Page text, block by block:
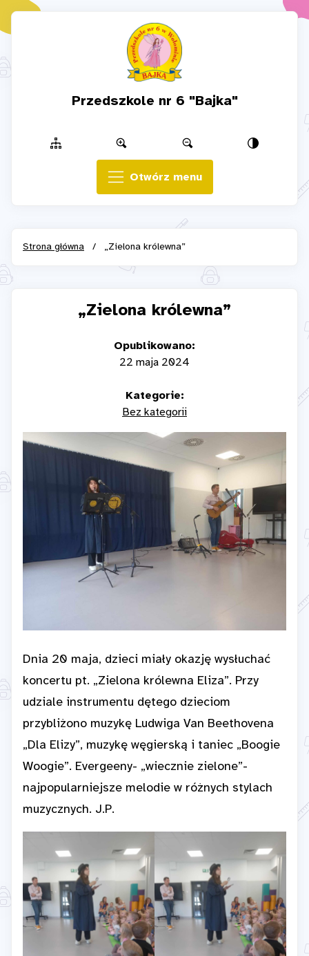
Przedszkole nr 6 "Bajka"
Otwórz menu
Strona główna / „Zielona królewna”
„Zielona królewna”
Opublikowano:
22 maja 2024
Kategorie:
Bez kategorii
Dnia 20 maja, dzieci miały okazję wysłuchać
koncertu pt. „Zielona królewna Eliza”. Przy
udziale instrumentu dętego dzieciom
przybliżono muzykę Ludwiga Van Beethovena
„Dla Elizy”, muzykę węgierską i taniec „Boogie
Woogie”. Evergeeny- „wiecznie zielone”-
najpopularniejsze melodie w różnych stylach
muzycznych. J.P.